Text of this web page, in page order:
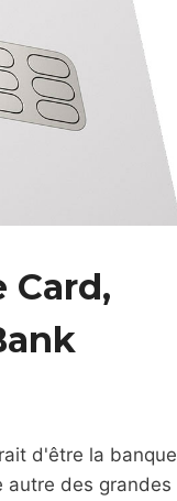
Card,
d'être la banque
autre des grandes